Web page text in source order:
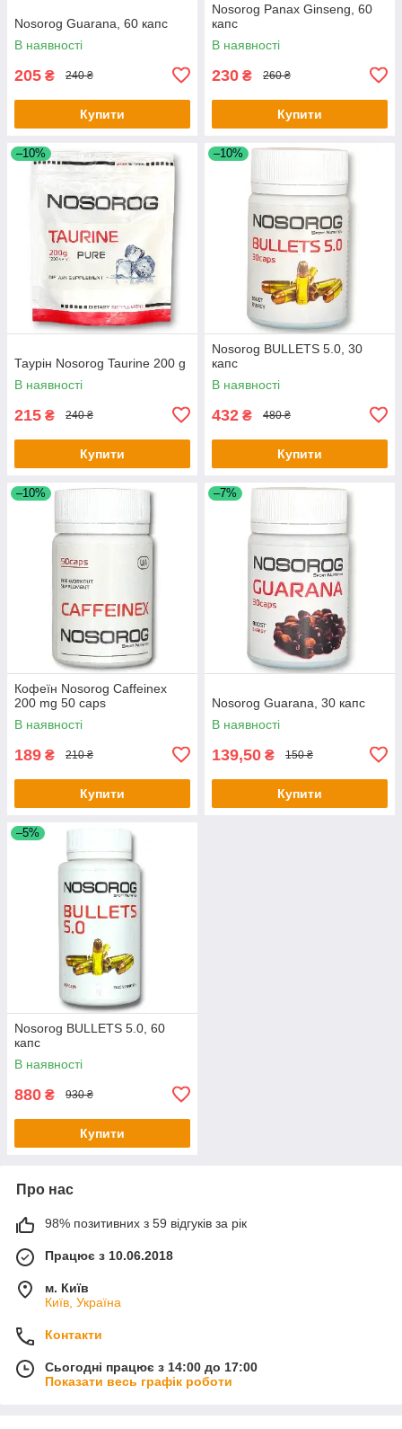
Nosorog Guarana, 60 капс
В наявності
205 ₴ 240 ₴
Купити
Nosorog Panax Ginseng, 60
капс
В наявності
230 ₴ 260 ₴
Купити
–10%
Таурін Nosorog Taurine 200 g
В наявності
215 ₴ 240 ₴
Купити
–10%
Nosorog BULLETS 5.0, 30
капс
В наявності
432 ₴ 480 ₴
Купити
–10%
Кофеїн Nosorog Caffeinex
200 mg 50 caps
В наявності
189 ₴ 210 ₴
Купити
–7%
Nosorog Guarana, 30 капс
В наявності
139,50 ₴ 150 ₴
Купити
–5%
Nosorog BULLETS 5.0, 60
капс
В наявності
880 ₴ 930 ₴
Купити
Про нас
98% позитивних з 59 відгуків за рік
Працює з 10.06.2018
м. Київ
Київ, Україна
Контакти
Сьогодні працює з 14:00 до 17:00
Показати весь графік роботи